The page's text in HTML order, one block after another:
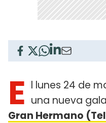
E l lunes 24 de
una nueva
Gran Hermano